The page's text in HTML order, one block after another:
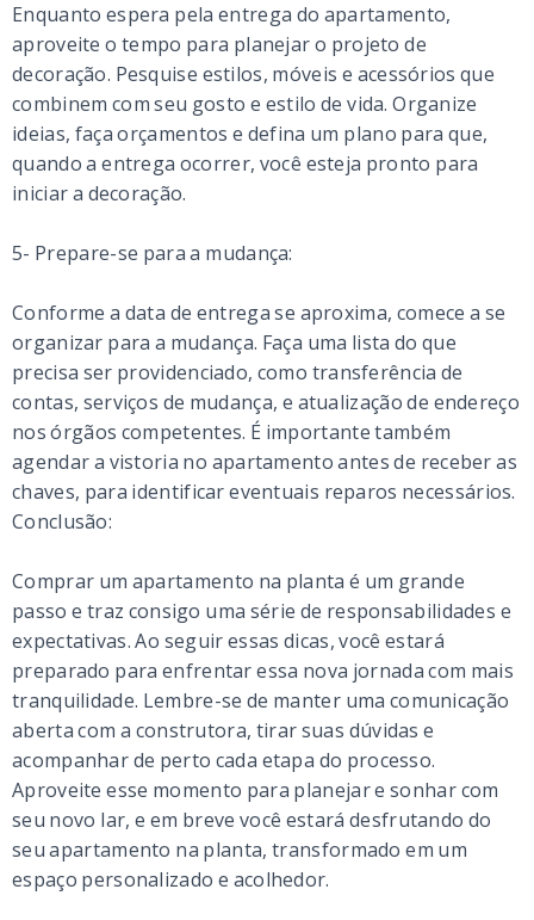
Enquanto espera pela entrega do apartamento,
aproveite o tempo para planejar o projeto de
decoração. Pesquise estilos, móveis e acessórios que
combinem com seu gosto e estilo de vida. Organize
ideias, faça orçamentos e defina um plano para que,
quando a entrega ocorrer, você esteja pronto para
iniciar a decoração.
5- Prepare-se para a mudança:
Conforme a data de entrega se aproxima, comece a se
organizar para a mudança. Faça uma lista do que
precisa ser providenciado, como transferência de
contas, serviços de mudança, e atualização de endereço
nos órgãos competentes. É importante também
agendar a vistoria no apartamento antes de receber as
chaves, para identificar eventuais reparos necessários.
Conclusão:
Comprar um apartamento na planta é um grande
passo e traz consigo uma série de responsabilidades e
expectativas. Ao seguir essas dicas, você estará
preparado para enfrentar essa nova jornada com mais
tranquilidade. Lembre-se de manter uma comunicação
aberta com a construtora, tirar suas dúvidas e
acompanhar de perto cada etapa do processo.
Aproveite esse momento para planejar e sonhar com
seu novo lar, e em breve você estará desfrutando do
seu apartamento na planta, transformado em um
espaço personalizado e acolhedor.